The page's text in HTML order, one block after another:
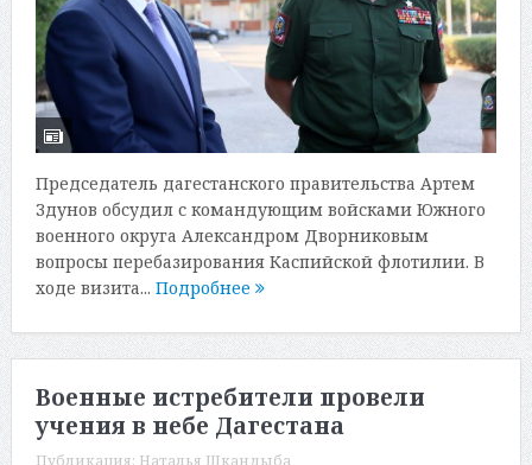
Председатель дагестанского правительства Артем
Здунов обсудил с командующим войсками Южного
военного округа Александром Дворниковым
вопросы перебазирования Каспийской флотилии. В
ходе визита... Подробнее
Военные истребители провели
учения в небе Дагестана
Публикация: Наталья Шкандыба